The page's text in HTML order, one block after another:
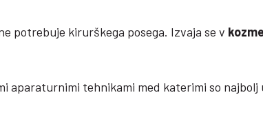
potrebuje kirurškega posega. Izvaja se v
aparaturnimi tehnikami med katerimi so